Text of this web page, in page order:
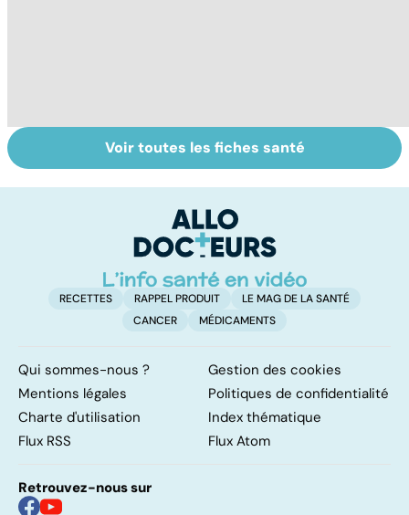
Violences
sexuelles :
Vivre après un
cancer
Voir toutes les fiches santé
RECETTES RAPPEL PRODUIT
LE MAG DE LA SANTÉ
CANCER
MÉDICAMENTS
Qui sommes-nous ?
Gestion des cookies
Mentions légales
Politiques de confidentialité
Charte d'utilisation
Index thématique
Flux RSS
Flux Atom
Retrouvez-nous sur